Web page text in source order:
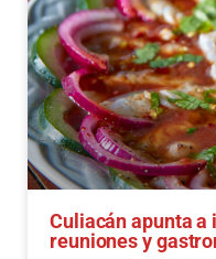
Culiacán apunta
reuniones y